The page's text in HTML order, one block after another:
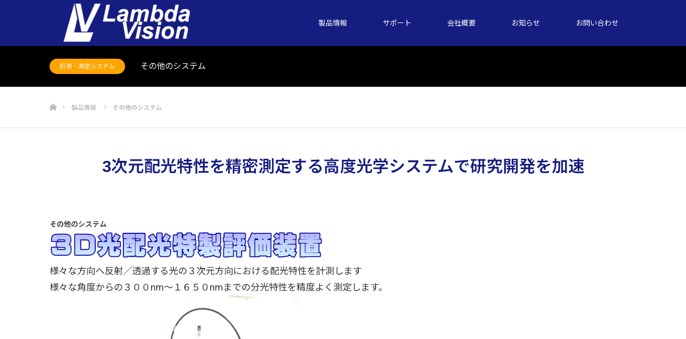
製品情報 サポート 会社概要 お知らせ お問い合わせ
計測・測定システム その他のシステム
製品情報 その他のシステム
3次元配光特性を精密測定する高度光学システムで研究開発を加速
その他のシステム
様々な方向へ反射／透過する光の３次元方向における配光特性を計測します
様々な角度からの３００nm～１６５０nmまでの分光特性を精度よく測定します。